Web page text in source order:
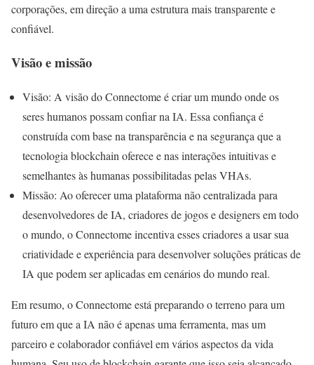
corporações, em direção a uma estrutura mais transparente e
confiável.
Visão e missão
Visão: A visão do Connectome é criar um mundo onde os
seres humanos possam confiar na IA. Essa confiança é
construída com base na transparência e na segurança que a
tecnologia blockchain oferece e nas interações intuitivas e
semelhantes às humanas possibilitadas pelas VHAs.
Missão: Ao oferecer uma plataforma não centralizada para
desenvolvedores de IA, criadores de jogos e designers em todo
o mundo, o Connectome incentiva esses criadores a usar sua
criatividade e experiência para desenvolver soluções práticas de
IA que podem ser aplicadas em cenários do mundo real.
Em resumo, o Connectome está preparando o terreno para um
futuro em que a IA não é apenas uma ferramenta, mas um
parceiro e colaborador confiável em vários aspectos da vida